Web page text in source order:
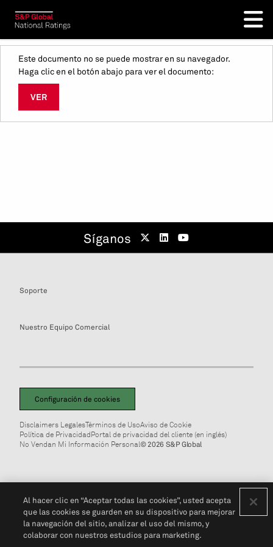
Este documento no se puede mostrar en su navegador.
Haga clic en el botón abajo para ver el documento:
VER
Síganos
Soporte
Nuestro Equipo Comercial
Configuración de cookies
Disclaimers LegalesTérminos de UsoAviso de Cookie
Política de PrivacidadPortal de privacidad del cliente (en inglés)
No Vendan Mi Información Personal© 2026 S&P Global
Al hacer clic en “Aceptar todas las cookies”, usted acepta
que las cookies se guarden en su dispositivo para mejorar
la navegación del sitio, analizar el uso del mismo, y
colaborar con nuestros estudios para marketing.